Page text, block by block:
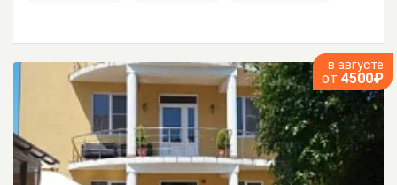
в августе
от 4500₽